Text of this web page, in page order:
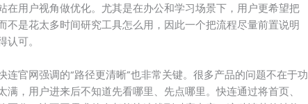
在用户视角做优化。尤其是在办公和学习场景下，用户更希望把
不是花太多时间研究工具怎么用，因此一个把流程尽量前置说明
可。
连官网强调的“路径更清晰”也非常关键。很多产品的问题不在于功
满，用户进来后不知道先看哪里、先点哪里。快连通过将首页、